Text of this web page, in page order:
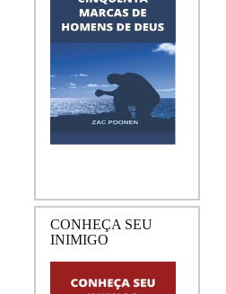
CONHEÇA SEU
INIMIGO